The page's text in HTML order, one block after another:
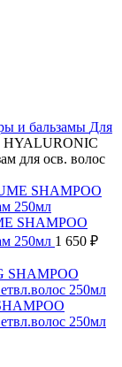
и бальзамы Для
для осв. волос
SHAMPOO
250мл 1 650 ₽
250мл